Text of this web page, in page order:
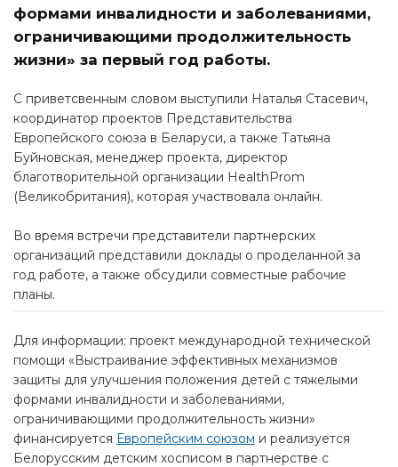
формами инвалидности и заболеваниями,
ограничивающими продолжительность
жизни» за первый год работы.
С приветсвенным словом выступили Наталья Стасевич,
координатор проектов Представительства
Европейского союза в Беларуси, а также Татьяна
Буйновская, менеджер проекта, директор
благотворительной организации HealthProm
(Великобритания), которая участвовала онлайн.
Во время встречи представители партнерских
организаций представили доклады о проделанной за
год работе, а также обсудили совместные рабочие
планы.
Для информации: проект международной технической
помощи «Выстраивание эффективных механизмов
защиты для улучшения положения детей с тяжелыми
формами инвалидности и заболеваниями,
ограничивающими продолжительность жизни»
финансируется Европейским союзом и реализуется
Белорусским детским хосписом в партнерстве с